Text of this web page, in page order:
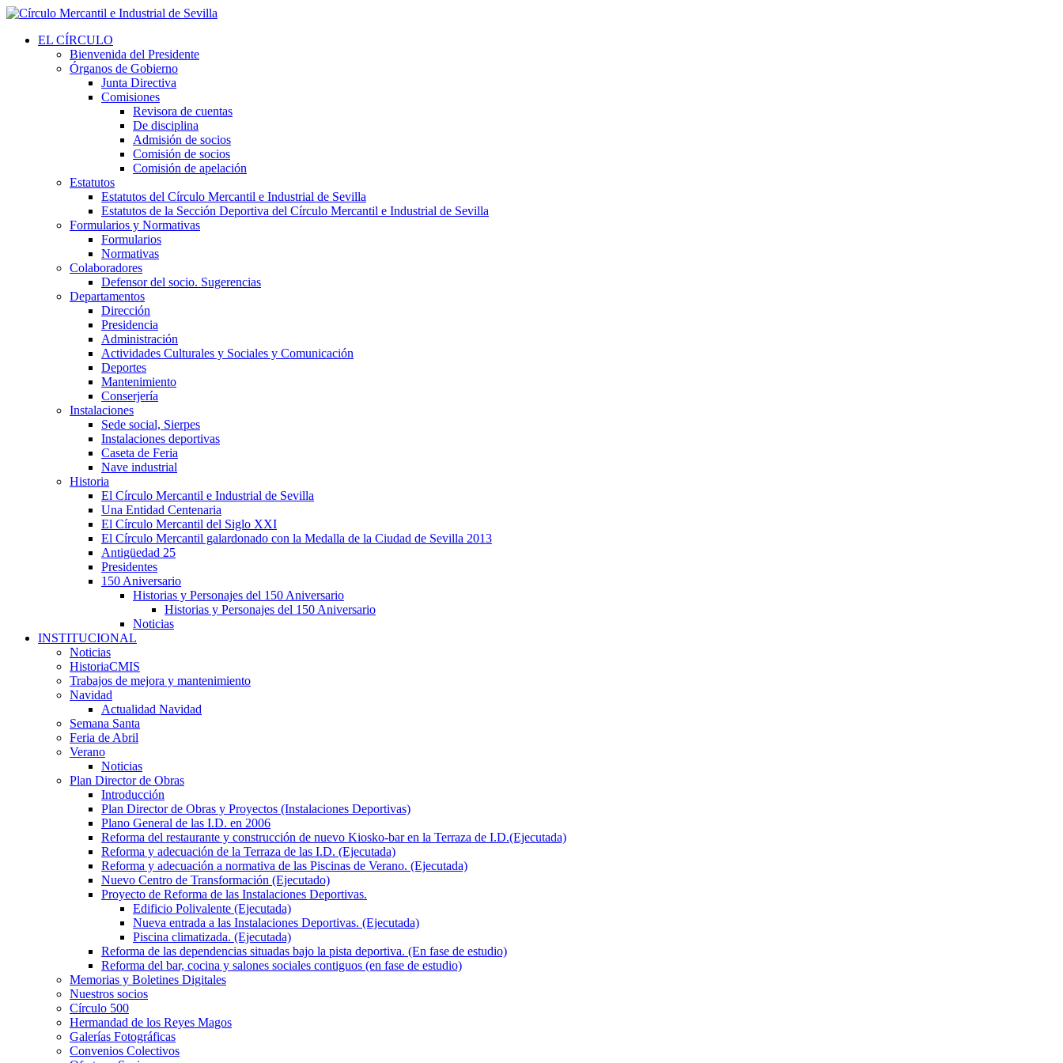
EL CÍRCULO
Bienvenida del Presidente
Órganos de Gobierno
Junta Directiva
Comisiones
Revisora de cuentas
De disciplina
Admisión de socios
Comisión de socios
Comisión de apelación
Estatutos
Estatutos del Círculo Mercantil e Industrial de Sevilla
Estatutos de la Sección Deportiva del Círculo Mercantil e Industrial de Sevilla
Formularios y Normativas
Formularios
Normativas
Colaboradores
Defensor del socio. Sugerencias
Departamentos
Dirección
Presidencia
Administración
Actividades Culturales y Sociales y Comunicación
Deportes
Mantenimiento
Conserjería
Instalaciones
Sede social, Sierpes
Instalaciones deportivas
Caseta de Feria
Nave industrial
Historia
El Círculo Mercantil e Industrial de Sevilla
Una Entidad Centenaria
El Círculo Mercantil del Siglo XXI
El Círculo Mercantil galardonado con la Medalla de la Ciudad de Sevilla 2013
Antigüedad 25
Presidentes
150 Aniversario
Historias y Personajes del 150 Aniversario
Historias y Personajes del 150 Aniversario
Noticias
INSTITUCIONAL
Noticias
HistoriaCMIS
Trabajos de mejora y mantenimiento
Navidad
Actualidad Navidad
Semana Santa
Feria de Abril
Verano
Noticias
Plan Director de Obras
Introducción
Plan Director de Obras y Proyectos (Instalaciones Deportivas)
Plano General de las I.D. en 2006
Reforma del restaurante y construcción de nuevo Kiosko-bar en la Terraza de I.D.(Ejecutada)
Reforma y adecuación de la Terraza de las I.D. (Ejecutada)
Reforma y adecuación a normativa de las Piscinas de Verano. (Ejecutada)
Nuevo Centro de Transformación (Ejecutado)
Proyecto de Reforma de las Instalaciones Deportivas.
Edificio Polivalente (Ejecutada)
Nueva entrada a las Instalaciones Deportivas. (Ejecutada)
Piscina climatizada. (Ejecutada)
Reforma de las dependencias situadas bajo la pista deportiva. (En fase de estudio)
Reforma del bar, cocina y salones sociales contiguos (en fase de estudio)
Memorias y Boletines Digitales
Nuestros socios
Círculo 500
Hermandad de los Reyes Magos
Galerías Fotográficas
Convenios Colectivos